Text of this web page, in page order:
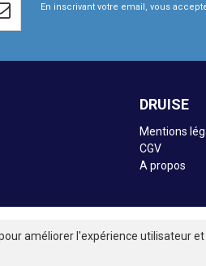
En inscrivant votre email, vous
DRUISE
Mentions
CGV
A propos
améliorer l'expérience utilisateur